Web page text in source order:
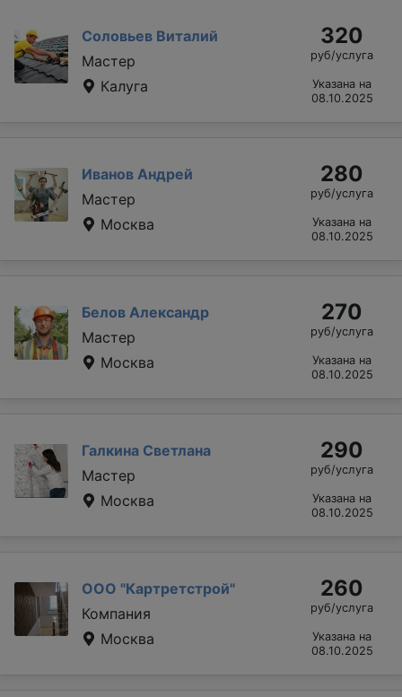
Соловьев Виталий
Мастер
Калуга
320
руб/услуга
Указана на
08.10.2025
Иванов Андрей
Мастер
Москва
280
руб/услуга
Указана на
08.10.2025
Белов Александр
Мастер
Москва
270
руб/услуга
Указана на
08.10.2025
Галкина Светлана
Мастер
Москва
290
руб/услуга
Указана на
08.10.2025
ООО "Картретстрой"
Компания
Москва
260
руб/услуга
Указана на
08.10.2025